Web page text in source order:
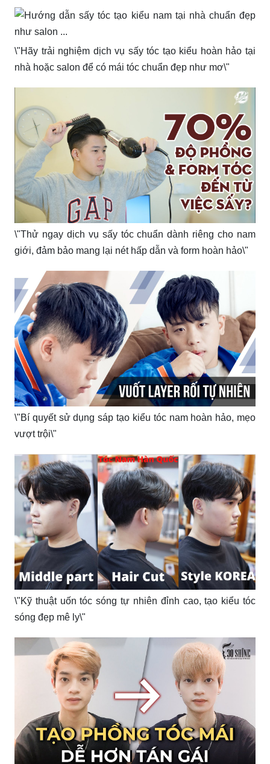
\"Hãy trải nghiệm dịch vụ sấy tóc tạo kiểu hoàn hảo tại
nhà hoặc salon để có mái tóc chuẩn đẹp như mơ\"
\"Thử ngay dịch vụ sấy tóc chuẩn dành riêng cho nam
giới, đảm bảo mang lại nét hấp dẫn và form hoàn hảo\"
\"Bí quyết sử dụng sáp tạo kiểu tóc nam hoàn hảo, mẹo
vượt trội\"
\"Kỹ thuật uốn tóc sóng tự nhiên đỉnh cao, tạo kiểu tóc
sóng đẹp mê ly\"